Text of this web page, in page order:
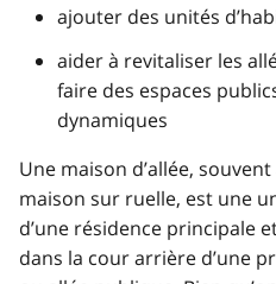
ajouter des unités
aider à revitaliser les
faire des espaces
dynamiques
Une maison d’allée,
maison sur ruelle, est une
d’une résidence principale
dans la cour arrière d’une